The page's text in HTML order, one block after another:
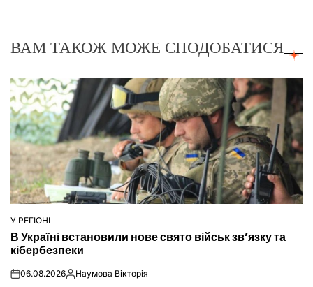
ВАМ ТАКОЖ МОЖЕ СПОДОБАТИСЯ
ОПУБЛІКУВАТИ
У
У РЕГІОНІ
В Україні встановили нове свято військ зв’язку та
кібербезпеки
on06.08.2026Опубліковано
Наумова Вікторія